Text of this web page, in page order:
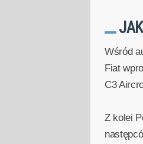
Wśród
Fiat
C3
Z kolei